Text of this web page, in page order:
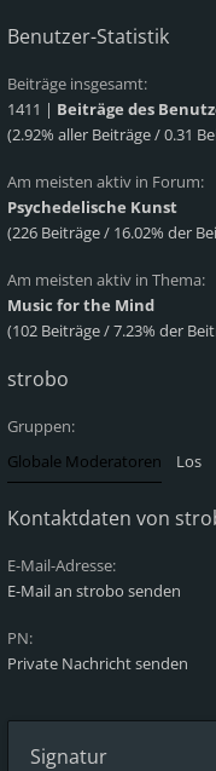
Benutzer-Statistik
Beiträge insgesamt:
1411 | Beiträge des
(2.92% aller Beiträge / 0.31
Am meisten aktiv in Forum:
Psychedelische Kunst
(226 Beiträge / 16.02% der
Am meisten aktiv in Thema:
Music for the Mind
(102 Beiträge / 7.23% der
strobo
Gruppen:
Kontaktdaten von
E-Mail-Adresse:
E-Mail an strobo senden
PN:
Private Nachricht senden
Signatur